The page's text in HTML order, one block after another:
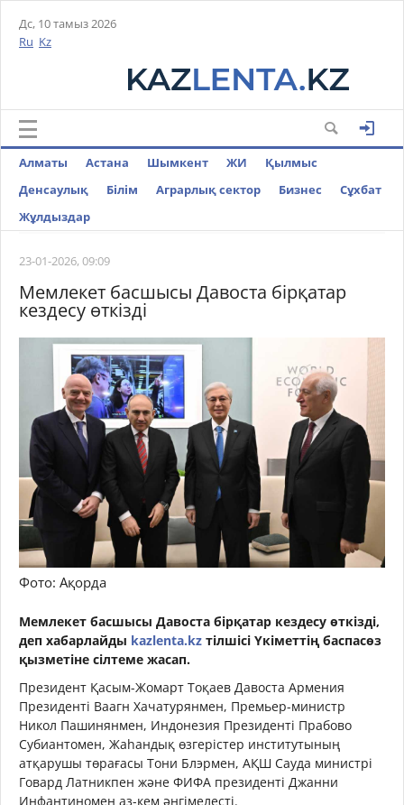
Дс, 10 тамыз 2026
Ru Kz
Алматы Астана Шымкент ЖИ
Қылмыс
Денсаулық
Білім Аграрлық сектор Бизнес
Cұхбат
Жұлдыздар
23-01-2026, 09:09
Мемлекет басшысы Давоста бірқатар
кездесу өткізді
Фото: Ақорда
Мемлекет басшысы Давоста бірқатар кездесу өткізді,
деп хабарлайды kazlenta.kz тілшісі Үкіметтің баспасөз
қызметіне сілтеме жасап.
Президент Қасым-Жомарт Тоқаев Давоста Армения
Президенті Ваагн Хачатурянмен, Премьер-министр
Никол Пашинянмен, Индонезия Президенті Прабово
Субиантомен, Жаһандық өзгерістер институтының
атқарушы төрағасы Тони Блэрмен, АҚШ Сауда министрі
Говард Латникпен және ФИФА президенті Джанни
Инфантиномен аз-кем әңгімелесті.